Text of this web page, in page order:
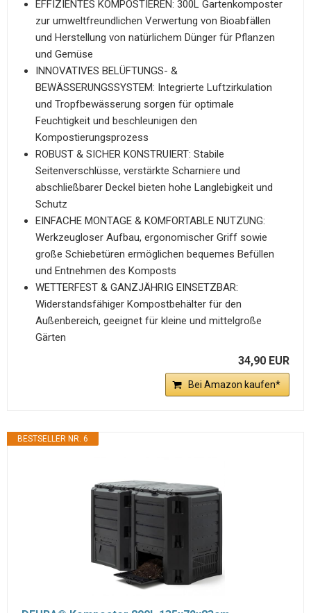
EFFIZIENTES KOMPOSTIEREN: 300L Gartenkomposter
zur umweltfreundlichen Verwertung von Bioabfällen
und Herstellung von natürlichem Dünger für Pflanzen
und Gemüse
INNOVATIVES BELÜFTUNGS- &
BEWÄSSERUNGSSYSTEM: Integrierte Luftzirkulation
und Tropfbewässerung sorgen für optimale
Feuchtigkeit und beschleunigen den
Kompostierungsprozess
ROBUST & SICHER KONSTRUIERT: Stabile
Seitenverschlüsse, verstärkte Scharniere und
abschließbarer Deckel bieten hohe Langlebigkeit und
Schutz
EINFACHE MONTAGE & KOMFORTABLE NUTZUNG:
Werkzeugloser Aufbau, ergonomischer Griff sowie
große Schiebetüren ermöglichen bequemes Befüllen
und Entnehmen des Komposts
WETTERFEST & GANZJÄHRIG EINSETZBAR:
Widerstandsfähiger Kompostbehälter für den
Außenbereich, geeignet für kleine und mittelgroße
Gärten
34,90 EUR
Bei Amazon kaufen*
BESTSELLER NR. 6